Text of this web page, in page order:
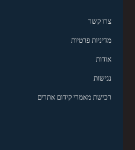
צרו קשר
מדיניות פרטיות
אודות
נגישות
רכישת מאמרי קידום אתרים